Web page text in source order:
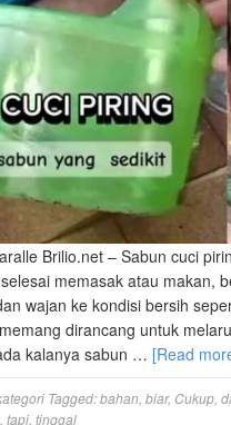
Brilio.net – Sabun cuci
memasak atau makan,
wajan ke kondisi bersih
dirancang untuk
kalanya sabun … [Read
Tagged:bahan biar, Cukup
tapi tinggal